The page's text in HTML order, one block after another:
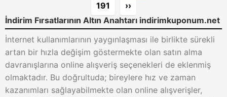
191
››
İndirim Fırsatlarının Altın Anahtarı indirimkuponum.net
İnternet kullanımlarının yaygınlaşması ile birlikte sürekli
artan bir hızla değişim göstermekte olan satın alma
davranışlarına online alışveriş seçenekleri de eklenmiş
olmaktadır. Bu doğrultuda; bireylere hız ve zaman
kazanımları sağlayabilmekte olan online alışverişler,